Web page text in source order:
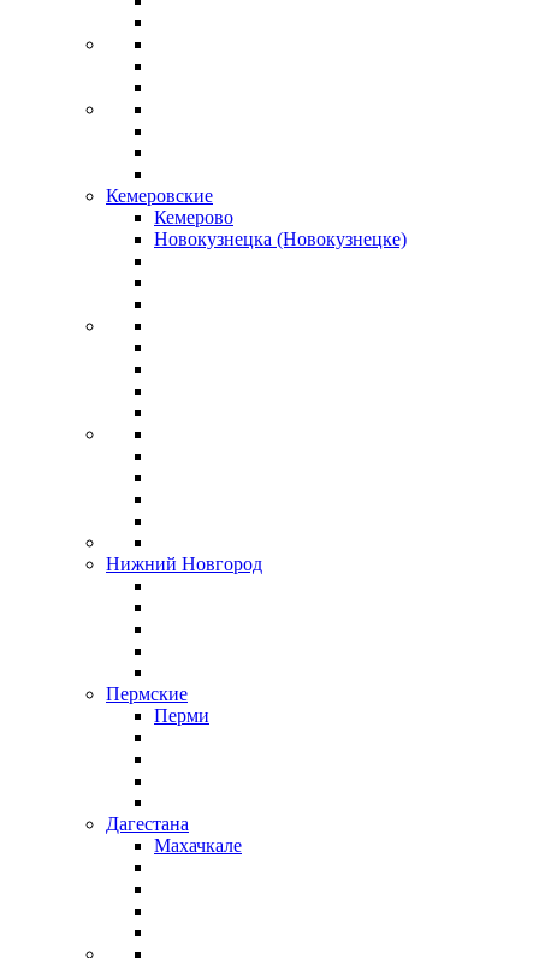
Кемеровские
Кемерово
Новокузнецка (Новокузнецке)
Нижний Новгород
Пермские
Перми
Дагестана
Махачкале